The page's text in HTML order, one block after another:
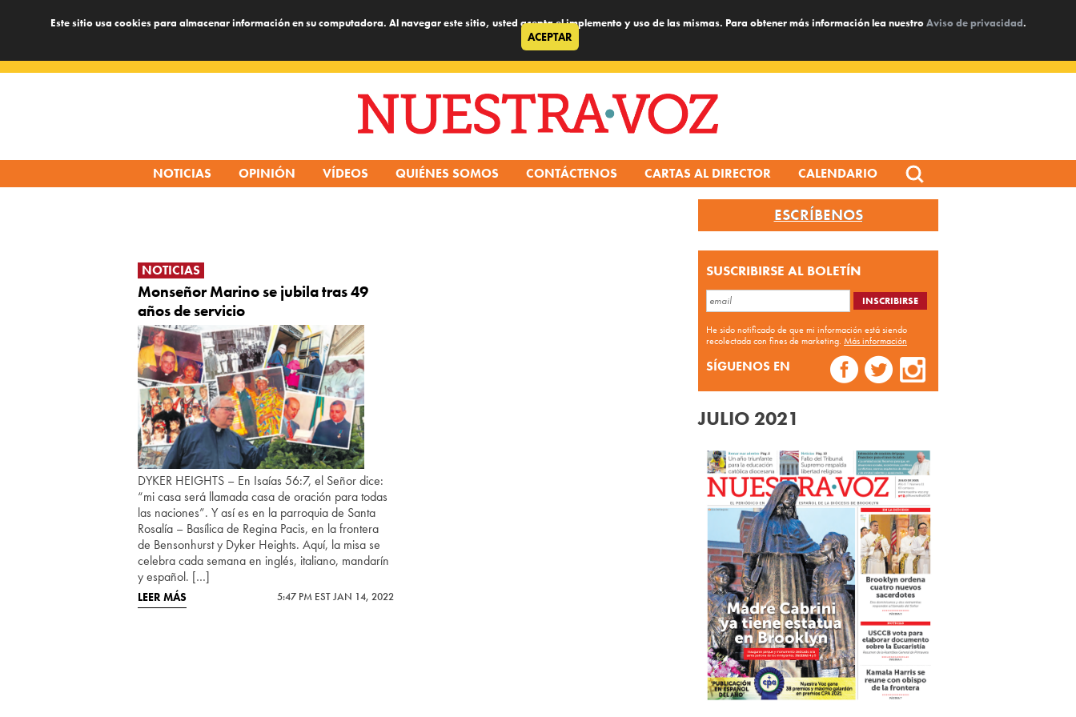
Este sitio usa cookies para almacenar información en su computadora. Al navegar este sitio, usted acepta el implemento y uso de las mismas. Para obtener más información lea nuestroAviso de privacidad.
ACEPTAR
NOTICIAS OPINIÓN VÍDEOS QUIÉNES SOMOS CONTÁCTENOS CARTAS AL DIRECTOR CALENDARIO
Search
for:
NOTICIAS
Monseñor Marino se jubila tras 49
años de servicio
DYKER HEIGHTS – En Isaías 56:7, el Señor dice:
“mi casa será llamada casa de oración para todas
las naciones”. Y así es en la parroquia de Santa
Rosalía – Basílica de Regina Pacis, en la frontera
de Bensonhurst y Dyker Heights. Aquí, la misa se
celebra cada semana en inglés, italiano, mandarín
y español. […]
LEER MÁS 5:47 PM EST JAN 14, 2022
ESCRÍBENOS
SUSCRIBIRSE AL BOLETÍN
He sido notificado de que mi información está siendo
recolectada con fines de marketing. Más información
SÍGUENOS EN
JULIO 2021